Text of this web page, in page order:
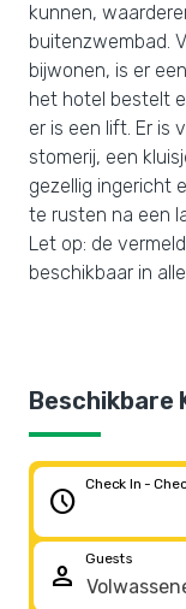
kunnen,
buitenzwembad.
bijwonen, is er
het hotel bestelt
er is een lift. Er is
stomerij, een
gezellig ingericht
te rusten na een
Let op: de
beschikbaar in
Beschikbare
schedule
Check In -
person
Guests